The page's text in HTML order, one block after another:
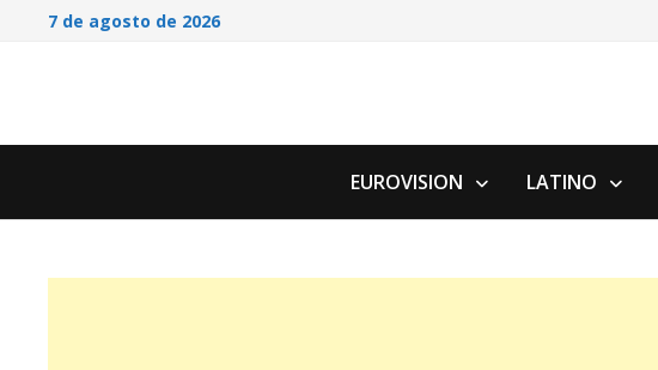
Saltar7 de agosto de 2026
EUROVISION LATINO